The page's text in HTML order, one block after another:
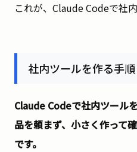
これが、Claude Codeで社
社内ツールを作る手順
Claude Codeで社内ツール
品を頼まず、小さく作って
です。